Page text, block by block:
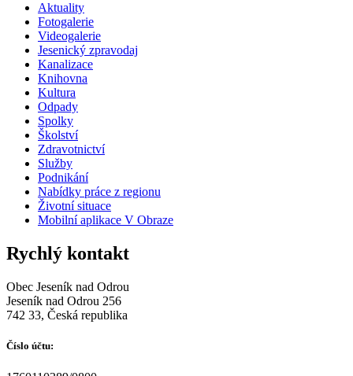
Aktuality
Fotogalerie
Videogalerie
Jesenický zpravodaj
Kanalizace
Knihovna
Kultura
Odpady
Spolky
Školství
Zdravotnictví
Služby
Podnikání
Nabídky práce z regionu
Životní situace
Mobilní aplikace V Obraze
Rychlý kontakt
Obec Jeseník nad Odrou
Jeseník nad Odrou 256
742 33, Česká republika
Číslo účtu: